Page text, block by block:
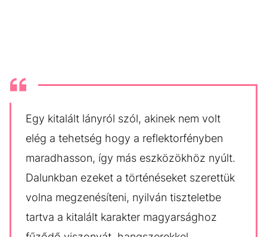
Egy kitalált lányról szól, akinek nem volt
elég a tehetség hogy a reflektorfényben
maradhasson, így más eszközökhöz nyúlt.
Dalunkban ezeket a történéseket szerettük
volna megzenésíteni, nyilván tiszteletbe
tartva a kitalált karakter magyarsághoz